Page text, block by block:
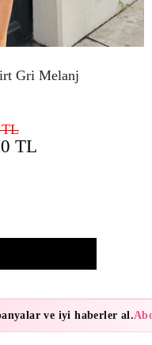
Gri Melanj
TL
TL
ve iyi haberler al.